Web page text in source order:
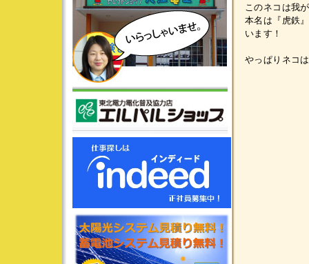
このネコは我
本名は『虎鉄
います！
やっぱりネコ